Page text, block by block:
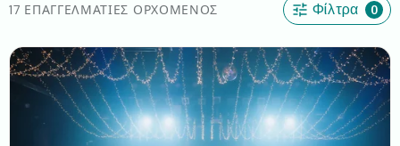
17 ΕΠΑΓΓΕΛΜΑΤΊΕΣ ΟΡΧΟΜΕΝΌΣ Φίλτρα 0